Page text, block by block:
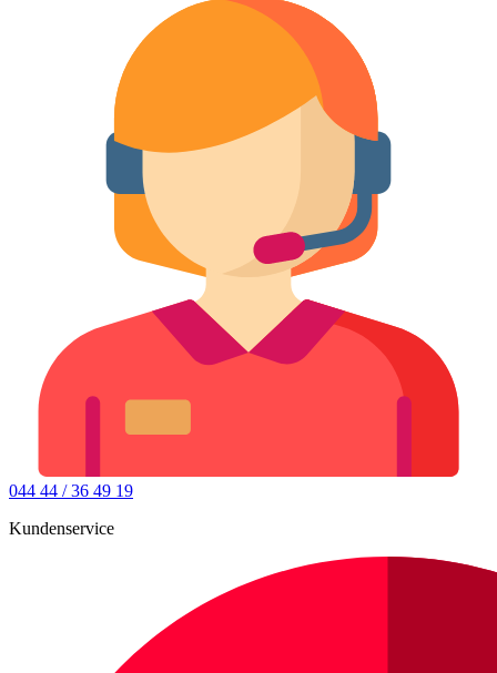
044 44 / 36 49 19
Kundenservice